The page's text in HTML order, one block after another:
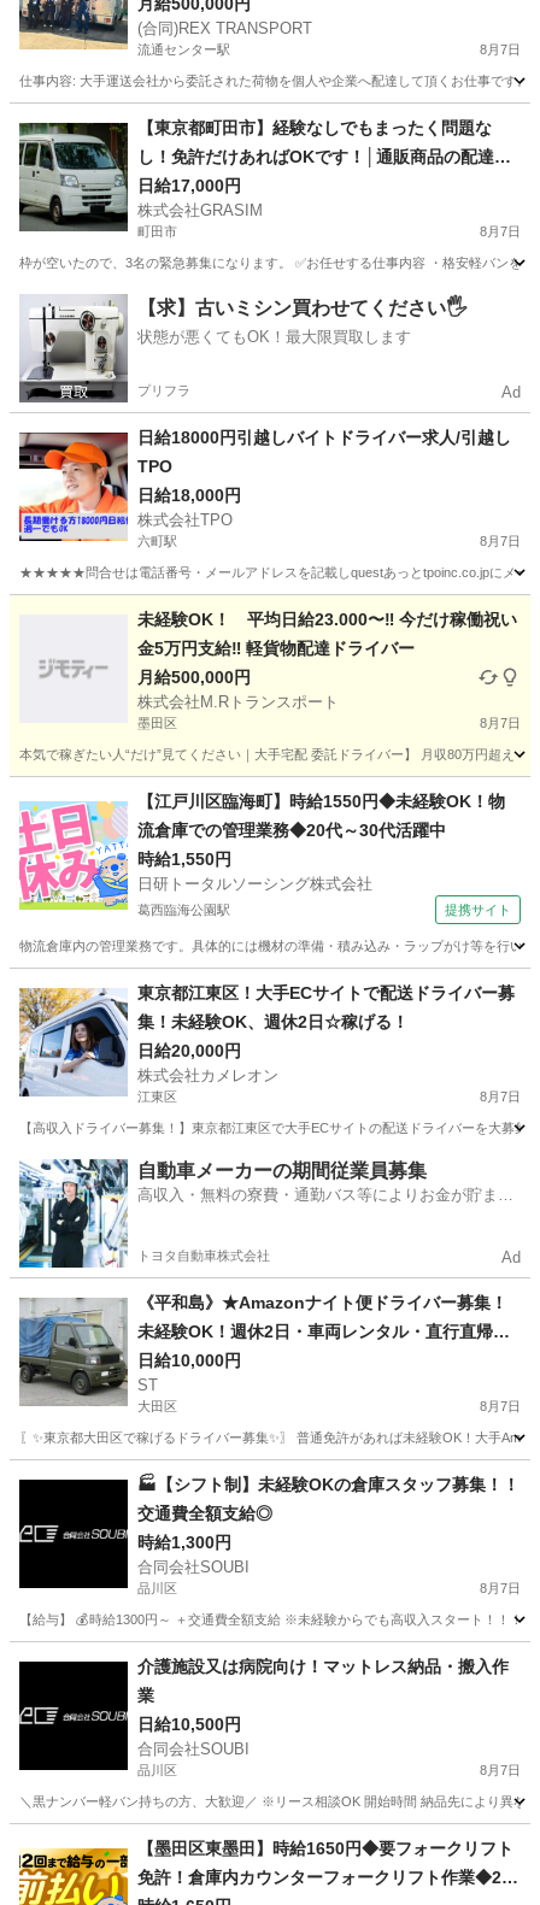
(合同)REX TRANSPORT
流通センター駅 8月7日
仕事内容: 大手運送会社から委託された荷物を個人や企業へ配達して頂くお仕事です
流通センター駅 配送 出来高制
【東京都町田市】経験なしでもまったく問題な
し！免許だけあればOKです！│通販商品の配達ド
ライバーを募集中！
日給17,000円
株式会社GRASIM
町田市 8月7日
枠が空いたので、3名の緊急募集になります。 ✅お任せする仕事内容 ・格安軽バン
東京 町田市 ドライバー 荷物
【求】古いミシン買わせてください🖐️
状態が悪くてもOK！最大限買取します
プリフラ Ad
日給18000円引越しバイトドライバー求人/引越し
TPO
日給18,000円
株式会社TPO
六町駅 8月7日
★★★★★問合せは電話番号・メールアドレスを記載しquestあっとtpoinc.co.jpにメ
六町駅 引越し 給料
未経験OK！ 平均日給23.000〜‼️ 今だけ稼働祝い
金5万円支給‼️ 軽貨物配達ドライバー
月給500,000円
株式会社M.Rトランスポート
墨田区 8月7日
本気で稼ぎたい人“だけ”見てください｜大手宅配 委託ドライバー】 月収80万円超え
配送 一日
【江戸川区臨海町】時給1550円◆未経験OK！物
流倉庫での管理業務◆20代～30代活躍中
時給1,550円
日研トータルソーシング株式会社
葛西臨海公園駅 提携サイト
物流倉庫内の管理業務です。具体的には機材の準備・積み込み・ラップがけ等を行い
葛西臨海公園駅 ドライバー
東京都江東区！大手ECサイトで配送ドライバー募
集！未経験OK、週休2日☆稼げる！
日給20,000円
株式会社カメレオン
江東区 8月7日
【高収入ドライバー募集！】東京都江東区で大手ECサイトの配送ドライバーを大募
東京 江東区 ドライバー 積み込み
自動車メーカーの期間従業員募集
高収入・無料の寮費・通勤バス等によりお金が貯まり
トヨタ自動車株式会社 Ad
《平和島》★Amazonナイト便ドライバー募集！
未経験OK！週休2日・車両レンタル・直行直帰で
稼ぐ！
日給10,000円
ST
大田区 8月7日
〖✨東京都大田区で稼げるドライバー募集✨〗 普通免許があれば未経験OK！大手
ドライバー Amazon
🏭【シフト制】未経験OKの倉庫スタッフ募集！！
交通費全額支給◎
時給1,300円
合同会社SOUBI
品川区 8月7日
【給与】 💰時給1300円～ ＋交通費全額支給 ※未経験からでも高収入スタート！
倉庫 スタッフ
介護施設又は病院向け！マットレス納品・搬入作
業
日給10,500円
合同会社SOUBI
品川区 8月7日
＼黒ナンバー軽バン持ちの方、大歓迎／ ※リース相談OK 開始時間 納品先により異
配送 介護施設
【墨田区東墨田】時給1650円◆要フォークリフト
免許！倉庫内カウンターフォークリフト作業◆20